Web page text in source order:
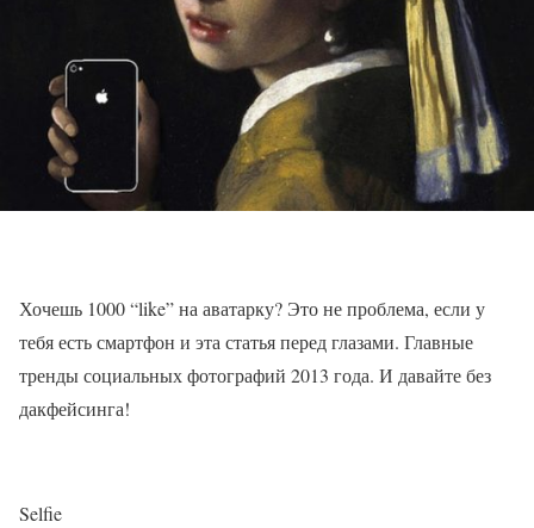
Хочешь 1000 “like” на аватарку? Это не проблема, если у
тебя есть смартфон и эта статья перед глазами. Главные
тренды социальных фотографий 2013 года. И давайте без
дакфейсинга!
Selfie